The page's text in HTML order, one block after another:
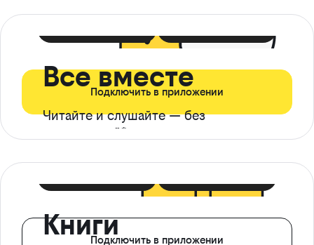
Все вместе
Читайте и слушайте — без
ограничений*
Подключить в приложении
КнигиПодключить в приложении